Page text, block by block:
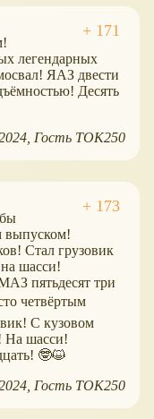
легендарных
ЯАЗ двести
Десять
Гость ТОК250
выпуском!
Стал грузовик
шасси!
пятьдесят три
четвёртым
С кузовом
На шасси!
🤓😺
Гость ТОК250